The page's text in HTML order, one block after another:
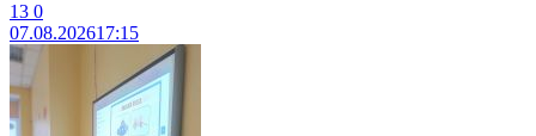
13 0
07.08.202617:15